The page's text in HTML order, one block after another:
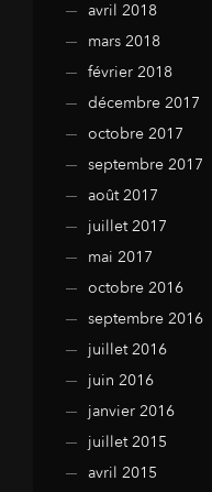
avril 2018
mars 2018
février 2018
décembre 2017
octobre 2017
septembre 2017
août 2017
juillet 2017
mai 2017
octobre 2016
septembre 2016
juillet 2016
juin 2016
janvier 2016
juillet 2015
avril 2015